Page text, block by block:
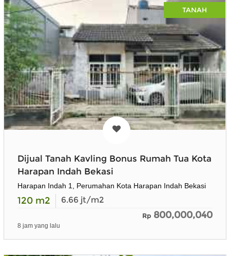
TANAH
Dijual Tanah Kavling Bonus Rumah Tua Kota
Harapan Indah Bekasi
Harapan Indah 1, Perumahan Kota Harapan Indah Bekasi
120 m2 6.66 jt/m2
Rp 800,000,040
8 jam yang lalu